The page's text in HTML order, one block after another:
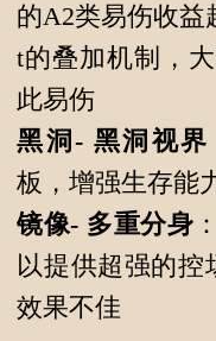
的A2类易伤收益
t的叠加机制，
此易伤
黑洞- 黑洞视界
板，增强生存能
镜像- 多重分身
以提供超强的控
效果不佳